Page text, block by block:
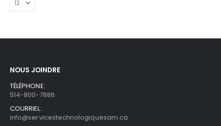
NOUS JOINDRE
TÉLÉPHONE:
514-800-7886
COURRIEL:
info@servicestechnologiquesam.ca